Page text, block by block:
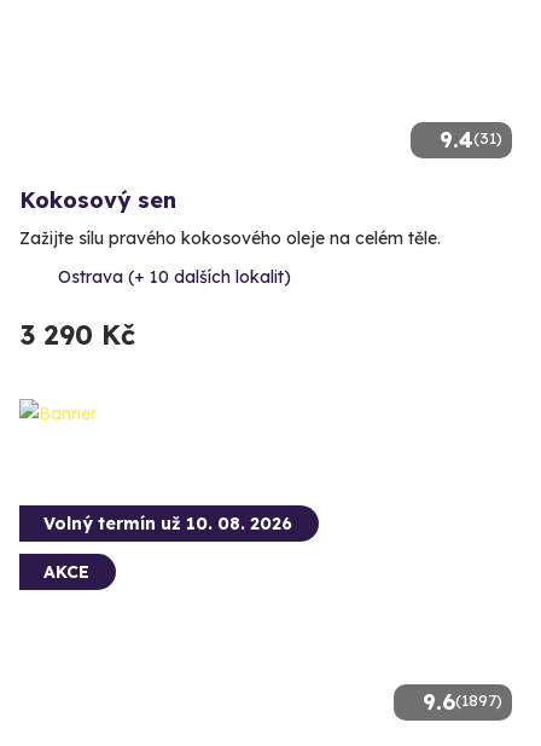
9.4(31)
Kokosový sen
Zažijte sílu pravého kokosového oleje na celém těle.
Ostrava (+ 10 dalších lokalit)
3 290 Kč
9.6(1897)
Volný termín už 10. 08. 2026
AKCE